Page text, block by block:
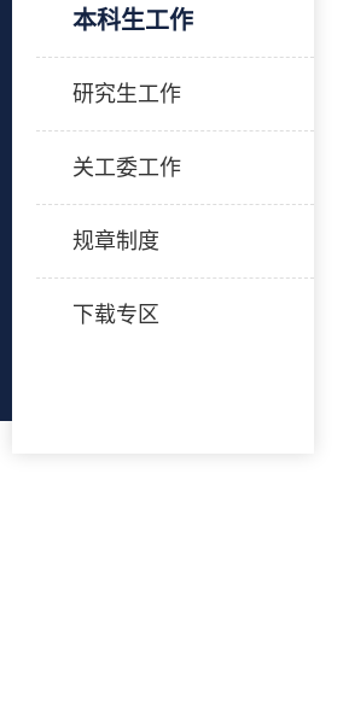
本科生工作
研究生工作
关工委工作
规章制度
下载专区